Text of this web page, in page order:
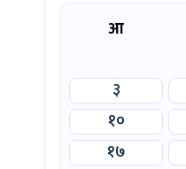
आ
३
१०
१७